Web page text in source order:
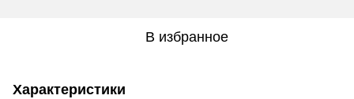
В избранное
Характеристики